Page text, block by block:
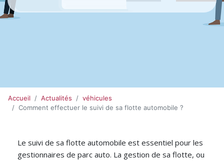
Accueil Actualités
véhicules
Comment effectuer le suivi de sa flotte automobile ?
Le suivi de sa flotte automobile est essentiel pour les
gestionnaires de parc auto. La gestion de sa flotte, ou